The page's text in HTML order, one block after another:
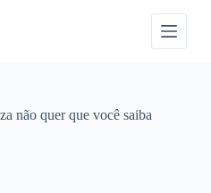
não quer que você saiba